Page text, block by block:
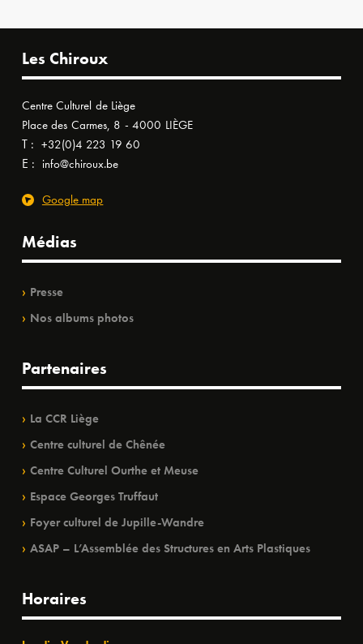
Les Chiroux
Centre Culturel de Liège
Place des Carmes, 8 - 4000 LIÈGE
T : +32(0)4 223 19 60
E : info@chiroux.be
Google map
Médias
Presse
Nos albums photos
Partenaires
La CCR Liège
Centre culturel de Chênée
Centre Culturel Ourthe et Meuse
Espace Georges Truffaut
Foyer culturel de Jupille-Wandre
ASAP – L’Assemblée des Structures en Arts Plastiques
Horaires